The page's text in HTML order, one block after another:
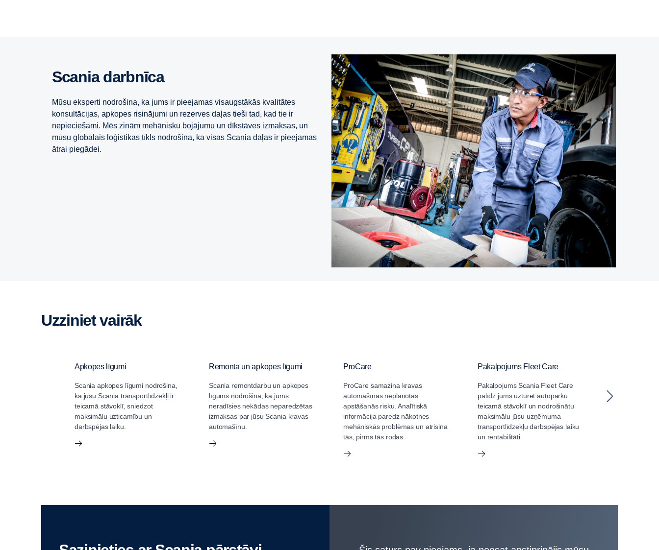
Scania darbnīca
Mūsu eksperti nodrošina, ka jums ir pieejamas visaugstākās kvalitātes
konsultācijas, apkopes risinājumi un rezerves daļas tieši tad, kad tie ir
nepieciešami. Mēs zinām mehānisku bojājumu un dīkstāves izmaksas, un
mūsu globālais loģistikas tīkls nodrošina, ka visas Scania daļas ir pieejamas
ātrai piegādei.
Uzziniet vairāk
Apkopes līgumi
Scania apkopes līgumi nodrošina,
ka jūsu Scania transportlīdzekļi ir
teicamā stāvoklī, sniedzot
maksimālu uzticamību un
darbspējas laiku.
Remonta un apkopes līgumi
Scania remontdarbu un apkopes
līgums nodrošina, ka jums
neradīsies nekādas neparedzētas
izmaksas par jūsu Scania kravas
automašīnu.
ProCare
ProCare samazina kravas
automašīnas neplānotas
apstāšanās risku. Analītiskā
informācija paredz nākotnes
mehāniskās problēmas un atrisina
tās, pirms tās rodas.
Pakalpojums Fleet Care
Pakalpojums Scania Fleet Care
palīdz jums uzturēt autoparku
teicamā stāvoklī un nodrošinātu
maksimālu jūsu uzņēmuma
transportlīdzekļu darbspējas laiku
un rentabilitāti.
ir būtiski